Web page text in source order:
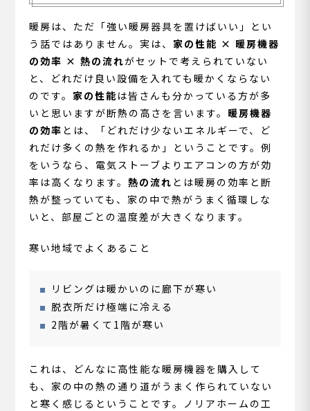
暖房は、ただ「強い暖房器具を置けばいい」とい
う話ではありません。実は、 家の性能 × 暖房機器
の効率 × 熱の流れがセットで考えられていない
と、どれだけ良い設備を入れても暖かくならない
のです。 家の性能は皆さんも分かっている方が多
いと思いますが断熱の高さを言います。 暖房機器
の効率 とは、「どれだけ少ないエネルギーで、ど
れだけ多くの熱を作れるか」ということです。例
をいうなら、電気ストーブよりエアコンの方が効
率は高くなります。熱の流れ とは暖房の効率と断
熱が整っていても、家の中で熱がうまく循環しな
いと、部屋ごとの温度差が大きくなります。
寒い地域でよくあること
リビングは暖かいのに廊下が寒い
脱衣所だけ極端に冷える
2階が暑くて1階が寒い
これは、どんなに高性能な暖房機器を購入して
も、家の中の熱の通り道がうまく作られていない
と寒く感じるということです。ノリアホームの工